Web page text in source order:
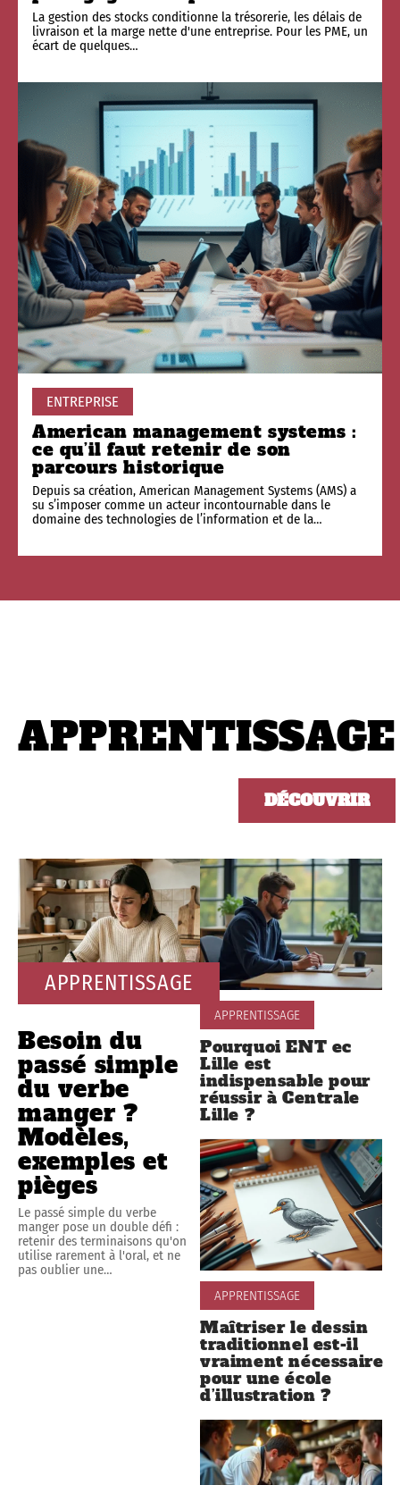
La gestion des stocks conditionne la trésorerie, les délais de
livraison et la marge nette d'une entreprise. Pour les PME, un
écart de quelques…
ENTREPRISE
American management systems :
ce qu’il faut retenir de son
parcours historique
Depuis sa création, American Management Systems (AMS) a
su s’imposer comme un acteur incontournable dans le
domaine des technologies de l’information et de la…
APPRENTISSAGE
DÉCOUVRIR
APPRENTISSAGE
Besoin du
passé simple
du verbe
manger ?
Modèles,
exemples et
pièges
Le passé simple du verbe
manger pose un double défi :
retenir des terminaisons qu'on
utilise rarement à l'oral, et ne
pas oublier une…
APPRENTISSAGE
Pourquoi ENT ec
Lille est
indispensable pour
réussir à Centrale
Lille ?
APPRENTISSAGE
Maîtriser le dessin
traditionnel est-il
vraiment nécessaire
pour une école
d’illustration ?